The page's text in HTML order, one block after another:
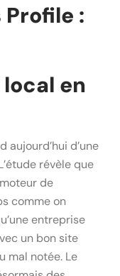
Profile :
en
aujourd’hui d’une
révèle que
de
comme on
entreprise
un bon site
mal notée. Le